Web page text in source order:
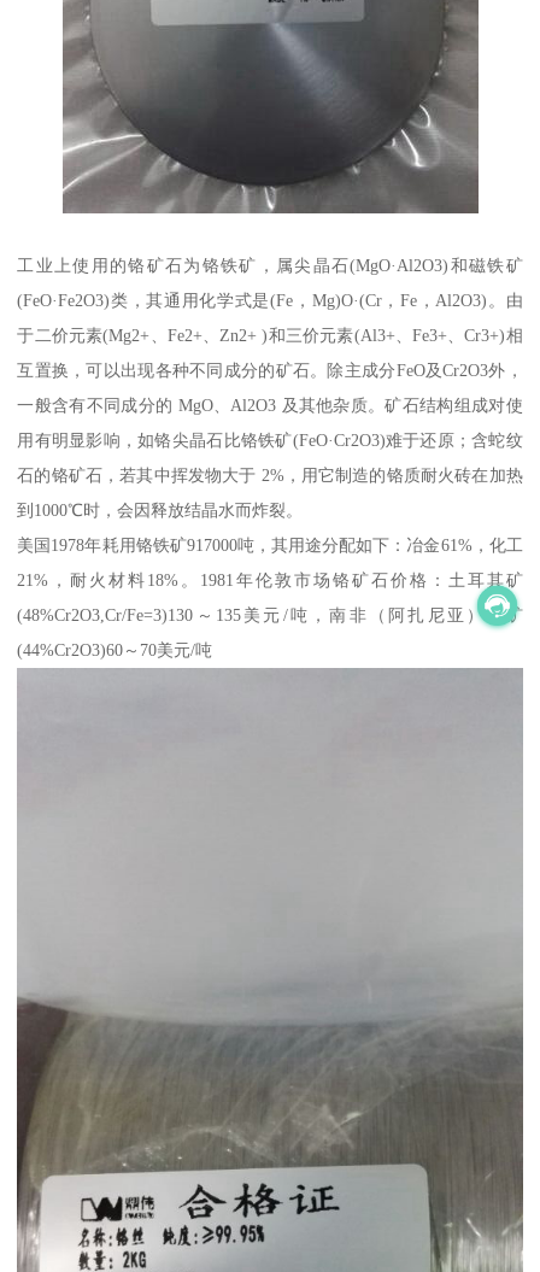
工业上使用的铬矿石为铬铁矿，属尖晶石(MgO·Al2O3)和磁铁矿
(FeO·Fe2O3)类，其通用化学式是(Fe，Mg)O·(Cr，Fe，Al2O3)。由
于二价元素(Mg2+、Fe2+、Zn2+ )和三价元素(Al3+、Fe3+、Cr3+)相
互置换，可以出现各种不同成分的矿石。除主成分FeO及Cr2O3外，
一般含有不同成分的 MgO、Al2O3 及其他杂质。矿石结构组成对使
用有明显影响，如铬尖晶石比铬铁矿(FeO·Cr2O3)难于还原；含蛇纹
石的铬矿石，若其中挥发物大于 2%，用它制造的铬质耐火砖在加热
到1000℃时，会因释放结晶水而炸裂。
美国1978年耗用铬铁矿917000吨，其用途分配如下：冶金61%，化工
21%，耐火材料18%。1981年伦敦市场铬矿石价格：土耳其矿
(48%Cr2O3,Cr/Fe=3)130～135美元/吨，南非（阿扎尼亚）铬矿
(44%Cr2O3)60～70美元/吨